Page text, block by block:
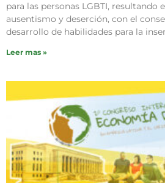
para las personas LGBTI, resultando
ausentismo y deserción, con el
desarrollo de habilidades para la
Leer mas »